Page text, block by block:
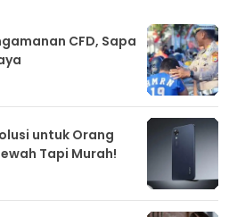
CFD, Sapa
untuk Orang
Tapi Murah!